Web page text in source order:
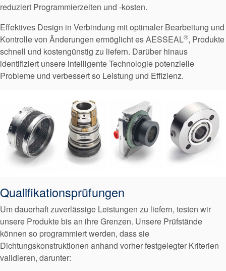
reduziert Programmierzeiten und -kosten.
Effektives Design in Verbindung mit optimaler Bearbeitung und
Kontrolle von Änderungen ermöglicht es AESSEAL®, Produkte
schnell und kostengünstig zu liefern. Darüber hinaus
identifiziert unsere intelligente Technologie potenzielle
Probleme und verbessert so Leistung und Effizienz.
Qualifikationsprüfungen
Um dauerhaft zuverlässige Leistungen zu liefern, testen wir
unsere Produkte bis an ihre Grenzen. Unsere Prüfstände
können so programmiert werden, dass sie
Dichtungskonstruktionen anhand vorher festgelegter Kriterien
validieren, darunter: